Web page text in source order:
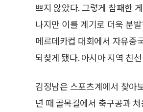
쁘지 않았다. 그렇게 참패한
나지만 이를 계기로 더욱 분
메르데카컵 대회에서 자유중
되찾게 됐다. 아시아 지역 친
김정남은 스포츠계에서 찾아
년 때 골목길에서 축구공과